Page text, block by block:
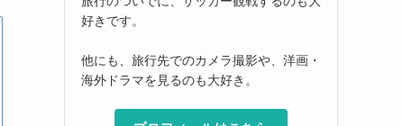
好きです。
他にも、旅行先でのカメラ撮影や、洋画・
海外ドラマを見るのも大好き。